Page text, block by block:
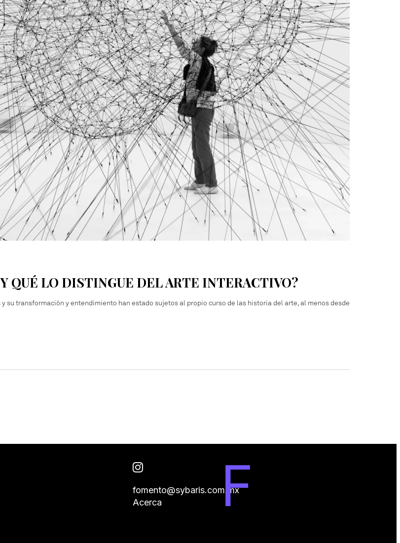
QUÉ LO DISTINGUE DEL ARTE INTERACTIVO?
su transformación y entendimiento han estado sujetos al propio curso de las historia del arte, al menos desde
fomento@sybaris.com.mx
Acerca